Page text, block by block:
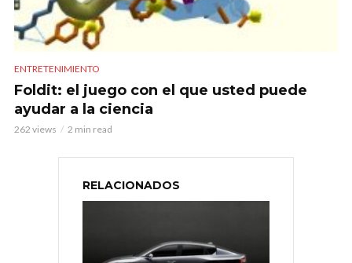
ENTRETENIMIENTO
Foldit: el juego con el que usted puede
ayudar a la ciencia
262 views 2 min read
RELACIONADOS